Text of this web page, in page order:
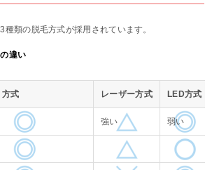
類の脱毛方式が採用されています。
違い
式 レーザー方式 LED方式
強い 弱い